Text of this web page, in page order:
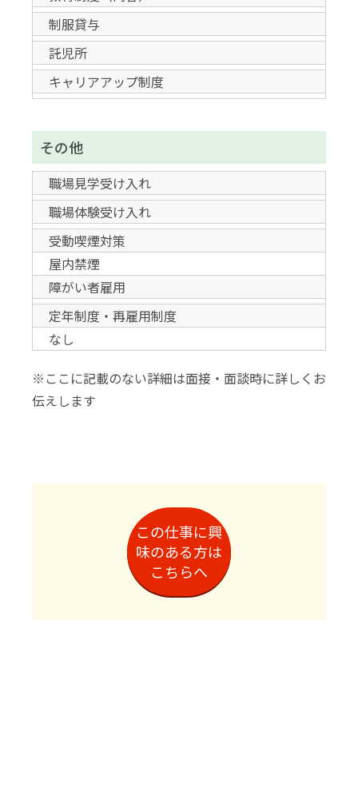
制服貸与
託児所
キャリアアップ制度
その他
職場見学受け入れ
職場体験受け入れ
受動喫煙対策
屋内禁煙
障がい者雇用
定年制度・再雇用制度
なし
※ここに記載のない詳細は面接・面談時に詳しくお
伝えします
この仕事に興
味のある方は
こちらへ